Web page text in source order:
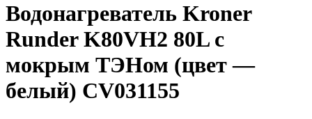
Водонагреватель Kroner
Runder K80VH2 80L с
мокрым ТЭНом (цвет —
белый) CV031155